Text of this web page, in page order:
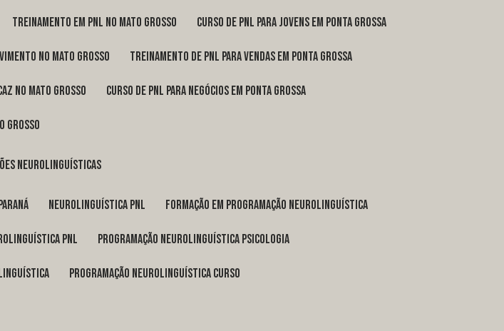
treinamento em pnl no Mato Grosso curso de pnl para jovens em Ponta Grossa
no Mato Grosso treinamento de pnl para vendas em Ponta Grossa
no Mato Grosso curso de pnl para negócios em Ponta Grossa
Grosso
neurolinguísticas
neurolinguística pnl formação em programação neurolinguística
pnl programação neurolinguística psicologia
programação neurolinguística curso